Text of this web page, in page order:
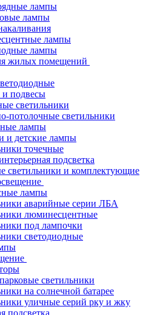
лампы
лампы
лампы
лампы
жилых помещений
подвесы
светильники
потолочные светильники
лампы
и детские лампы
точечные
подсветка
светильники и комплектующие
лампы
аварийные серии ЛБА
люминесцентные
под лампочки
светодиодные
светильники
на солнечной батарее
уличные серий рку и жку
подсветка